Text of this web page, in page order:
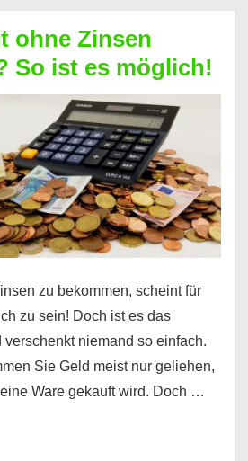
ohne Zinsen
So ist es möglich!
zu bekommen, scheint für
zu sein! Doch ist es das
niemand so einfach.
Sie Geld meist nur geliehen,
Ware gekauft wird. Doch …